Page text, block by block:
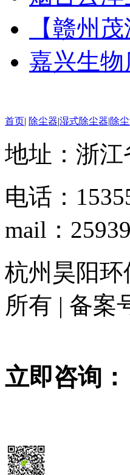
【赣州
嘉兴生
首页| 除尘器|湿式除尘器|除
地址：浙
电话：
mail：
杭州昊阳环
所有 | 备案
立即咨询：